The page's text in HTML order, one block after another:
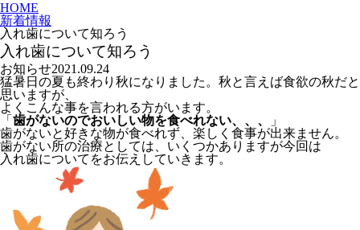
HOME
新着情報
入れ歯について知ろう
入れ歯について知ろう
お知らせ2021.09.24
猛暑日の夏も終わり秋になりました。秋と言えば食欲の秋だと
思いますが、
よくこんな事を言われる方がいます。
「 歯がないのでおいしい物を食べれない、、、
」
歯がないと好きな物が食べれず、楽しく食事が出来ません。
歯がない所の治療としては、いくつかありますが今回は
入れ歯についてをお伝えしていきます。